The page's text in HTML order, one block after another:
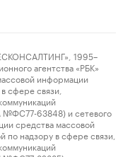
1995–
агентства «РБК»
информации
сфере связи,
№ФС77-63848) и сетевого
средства массовой
надзору в сфере связи,